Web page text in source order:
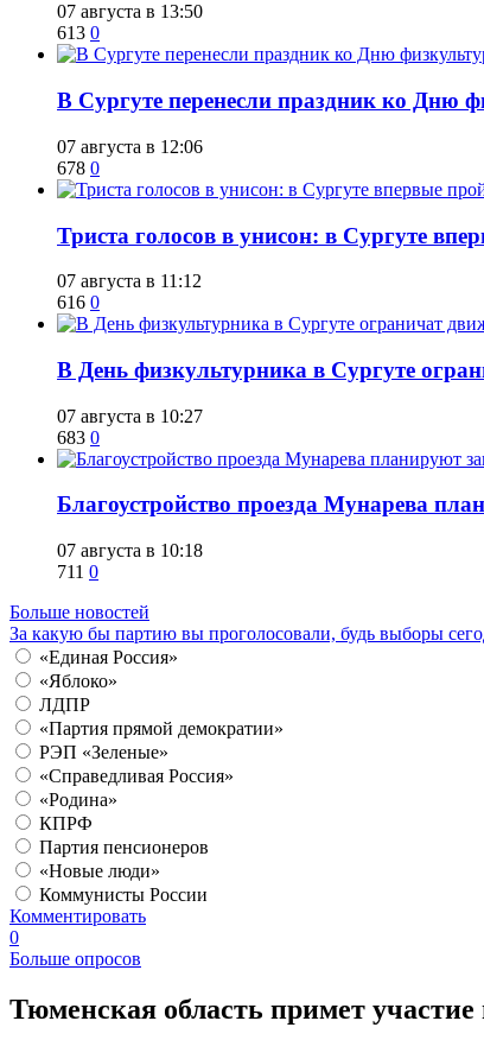
07 августа в 13:50
613 0
​В Сургуте перенесли праздник ко Дню
07 августа в 12:06
678 0
​Триста голосов в унисон: в Сургуте
07 августа в 11:12
616 0
​В День физкультурника в Сургуте
07 августа в 10:27
683 0
Благоустройство проезда Мунарева
07 августа в 10:18
711 0
Больше новостей
За какую бы партию вы проголосовали, будь выборы
«Единая Россия»
«Яблоко»
ЛДПР
«Партия прямой демократии»
РЭП «Зеленые»
«Справедливая Россия»
«Родина»
КПРФ
Партия пенсионеров
«Новые люди»
Коммунисты России
Комментировать
0
Больше опросов
​Тюменская область примет